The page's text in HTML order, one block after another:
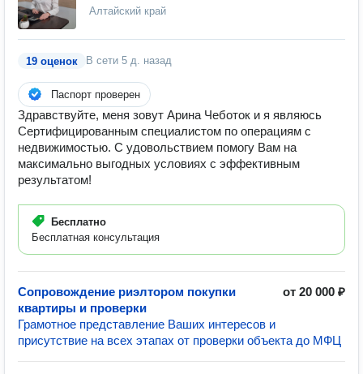
Алтайский край
19 оценок В сети 5 д. назад
Паспорт проверен
Здравствуйте, меня зовут Арина Чеботок и я являюсь
Сертифицированным специалистом по операциям с
недвижимостью. С удовольствием помогу Вам на
максимально выгодных условиях с эффективным
результатом!
Бесплатно
Бесплатная консультация
Сопровождение риэлтором покупки
квартиры и проверки
от 20 000 ₽
Грамотное представление Ваших интересов и
присутствие на всех этапах от проверки объекта до МФЦ